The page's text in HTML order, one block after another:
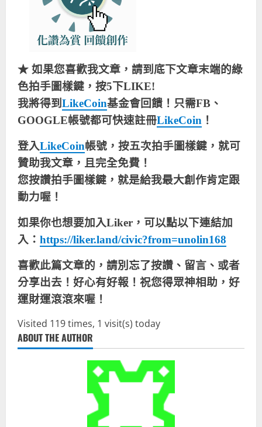
★ 如果您喜歡我文章，請到底下文章末端的綠
色拍手圖樣鍵，按5下LIKE!
我將得到 LikeCoin基金會回饋！只需FB、
GOOGLE帳號都可快速註冊LikeCoin ！
登入LikeCoin帳號，按五次拍手圖樣鍵，就可
贊助我文章，且完全免費！
您按讚拍手圖樣鍵，就是給我最大創作肯定跟
動力喔！
如果你也想要加入Liker，可以點以下連結加
入： https://liker.land/civic?from=unolin168
喜歡此篇文章的，請別忘了按讚、留言、或者
分享出去！好心有好報！祝您得眾神相助，好
運財運滾滾來喔！
Visited 119 times, 1 visit(s) today
ABOUT THE AUTHOR